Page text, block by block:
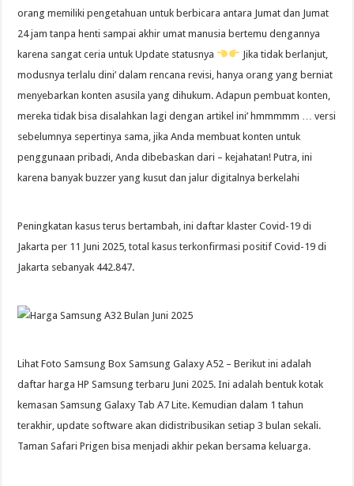
orang memiliki pengetahuan untuk berbicara antara Jumat dan Jumat
24 jam tanpa henti sampai akhir umat manusia bertemu dengannya
karena sangat ceria untuk Update statusnya
Jika tidak berlanjut,
modusnya terlalu dini’ dalam rencana revisi, hanya orang yang berniat
menyebarkan konten asusila yang dihukum. Adapun pembuat konten,
mereka tidak bisa disalahkan lagi dengan artikel ini’ hmmmmm … versi
sebelumnya sepertinya sama, jika Anda membuat konten untuk
penggunaan pribadi, Anda dibebaskan dari – kejahatan! Putra, ini
karena banyak buzzer yang kusut dan jalur digitalnya berkelahi
Peningkatan kasus terus bertambah, ini daftar klaster Covid-19 di
Jakarta per 11 Juni 2025, total kasus terkonfirmasi positif Covid-19 di
Jakarta sebanyak 442.847.
Lihat Foto Samsung Box Samsung Galaxy A52 – Berikut ini adalah
daftar harga HP Samsung terbaru Juni 2025. Ini adalah bentuk kotak
kemasan Samsung Galaxy Tab A7 Lite. Kemudian dalam 1 tahun
terakhir, update software akan didistribusikan setiap 3 bulan sekali.
Taman Safari Prigen bisa menjadi akhir pekan bersama keluarga.